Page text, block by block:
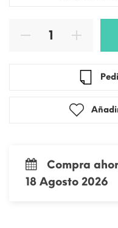
Compra
18 Agosto 2026